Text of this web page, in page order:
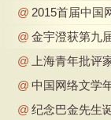
@ 2015首届中国
@ 金宇澄获第九
@
上海青年批评
@ 中国网络文学
@ 纪念巴金先生